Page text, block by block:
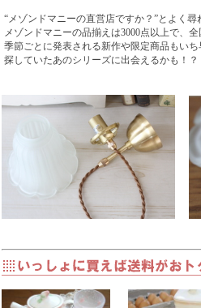
“メゾンドマニーの直営店ですか？”とよく
メゾンドマニーの品揃えは3000点以上で、全
季節ごとに発表される新作や限定商品もいち
探していたあのシリーズに出会えるかも！？